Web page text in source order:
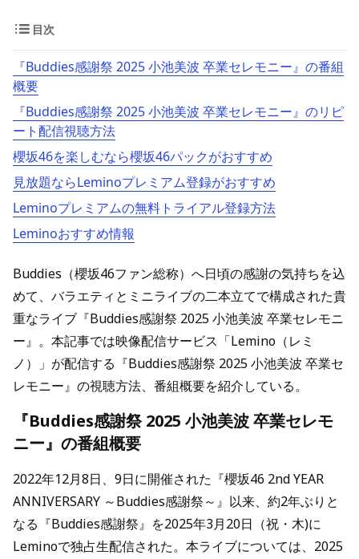
目次
『Buddies感謝祭 2025 小池美波 卒業セレモニー』の番組
概要
『Buddies感謝祭 2025 小池美波 卒業セレモニー』のリピ
ート配信視聴方法
櫻坂46を楽しむなら櫻坂46パックがおすすめ
見放題ならLeminoプレミアム登録がおすすめ
Leminoプレミアムの無料トライアル登録方法
Leminoおすすめ情報
Buddies（櫻坂46ファン総称）へ日頃の感謝の気持ちを込
めて、バラエティとミニライブの二本立てで構成された貴
重なライブ『Buddies感謝祭 2025 小池美波 卒業セレモニ
ー』。本記事では映像配信サービス「Lemino（レミ
ノ）」が配信する『Buddies感謝祭 2025 小池美波 卒業セ
レモニー』の視聴方法、番組概要を紹介している。
『Buddies感謝祭 2025 小池美波 卒業セレモ
ニー』の番組概要
2022年12月8日、9日に開催された『櫻坂46 2nd YEAR
ANNIVERSARY ～Buddies感謝祭～』以来、約2年ぶりと
なる『Buddies感謝祭』を2025年3月20日（祝・木)に
Leminoで独占生配信された。本ライブについては、2025